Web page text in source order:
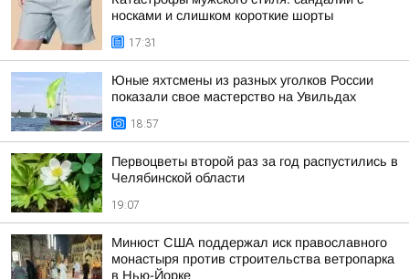
носками и слишком короткие шорты
17:31
Юные яхтсмены из разных уголков России
показали свое мастерство на Увильдах
18:57
Первоцветы второй раз за год распустились в
Челябинской области
19:07
Минюст США поддержал иск православного
монастыря против строительства ветропарка
в Нью-Йорке